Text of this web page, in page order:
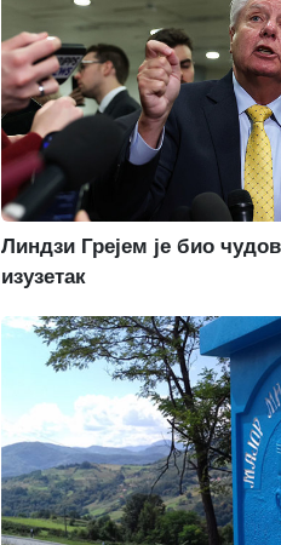
Линдзи Грејем је био
изузетак